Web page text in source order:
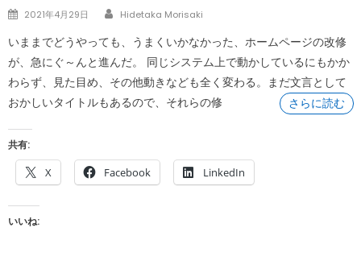
Posted
2021年4月29日 Author
Hidetaka Morisaki
いままでどうやっても、うまくいかなかった、ホームページの改修
が、急にぐ～んと進んだ。 同じシステム上で動かしているにもかか
わらず、見た目め、その他動きなども全く変わる。まだ文言として
おかしいタイトルもあるので、それらの修
さらに読む
共有:
X Facebook LinkedIn
いいね: